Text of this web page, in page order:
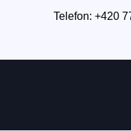
Telefon: +420